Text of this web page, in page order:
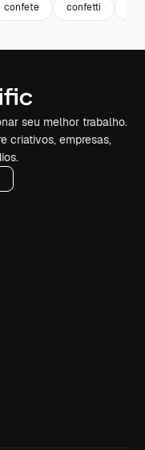
confete confetti
seu melhor trabalho.
criativos, empresas,